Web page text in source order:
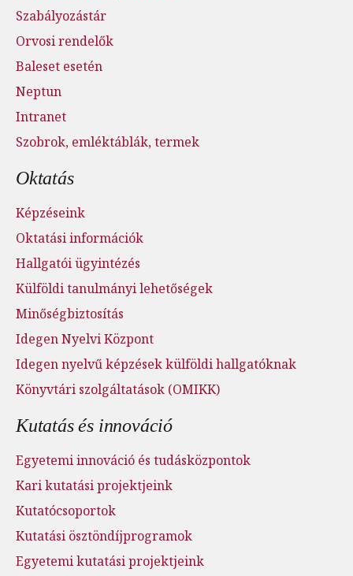
Szabályozástár
Orvosi rendelők
Baleset esetén
Neptun
Intranet
Szobrok, emléktáblák, termek
Oktatás
Képzéseink
Oktatási információk
Hallgatói ügyintézés
Külföldi tanulmányi lehetőségek
Minőségbiztosítás
Idegen Nyelvi Központ
Idegen nyelvű képzések külföldi hallgatóknak
Könyvtári szolgáltatások (OMIKK)
Kutatás és innováció
Egyetemi innováció és tudásközpontok
Kari kutatási projektjeink
Kutatócsoportok
Kutatási ösztöndíjprogramok
Egyetemi kutatási projektjeink